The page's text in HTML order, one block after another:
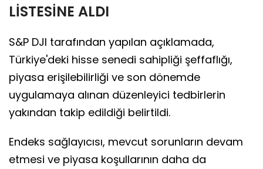
LİSTESİNE ALDI
S&P DJI tarafından yapılan açıklamada,
Türkiye'deki hisse senedi sahipliği şeffaflığı,
piyasa erişilebilirliği ve son dönemde
uygulamaya alınan düzenleyici tedbirlerin
yakından takip edildiği belirtildi.
Endeks sağlayıcısı, mevcut sorunların devam
etmesi ve piyasa koşullarının daha da